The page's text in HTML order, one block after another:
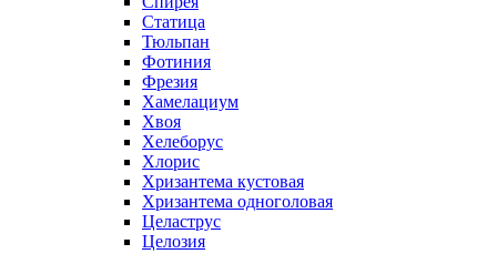
Статица
Тюльпан
Фотиния
Фрезия
Хамелациум
Хвоя
Хелеборус
Хлорис
Хризантема кустовая
Хризантема одноголовая
Целаструс
Целозия